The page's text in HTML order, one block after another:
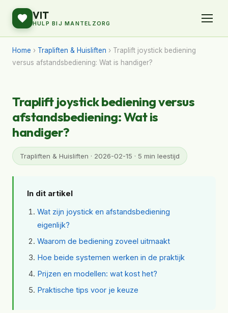
VIT
HULP BIJ MANTELZORG
Home › Trapliften & Huisliften › Traplift joystick bediening
versus afstandsbediening: Wat is handiger?
Traplift joystick bediening versus
afstandsbediening: Wat is
handiger?
Trapliften & Huisliften · 2026-02-15 · 5 min leestijd
In dit artikel
Wat zijn joystick en afstandsbediening
eigenlijk?
Waarom de bediening zoveel uitmaakt
Hoe beide systemen werken in de praktijk
Prijzen en modellen: wat kost het?
Praktische tips voor je keuze